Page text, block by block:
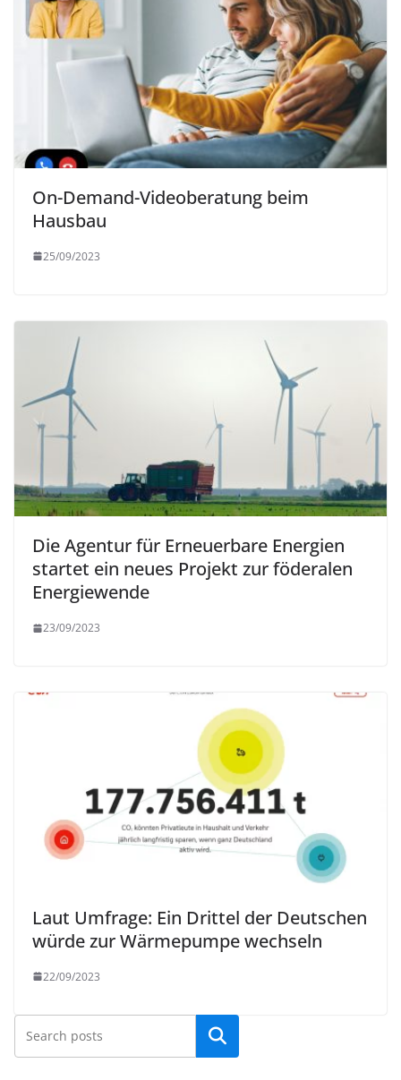
On-Demand-Videoberatung beim
Hausbau
25/09/2023
Die Agentur für Erneuerbare Energien
startet ein neues Projekt zur föderalen
Energiewende
23/09/2023
Laut Umfrage: Ein Drittel der Deutschen
würde zur Wärmepumpe wechseln
22/09/2023